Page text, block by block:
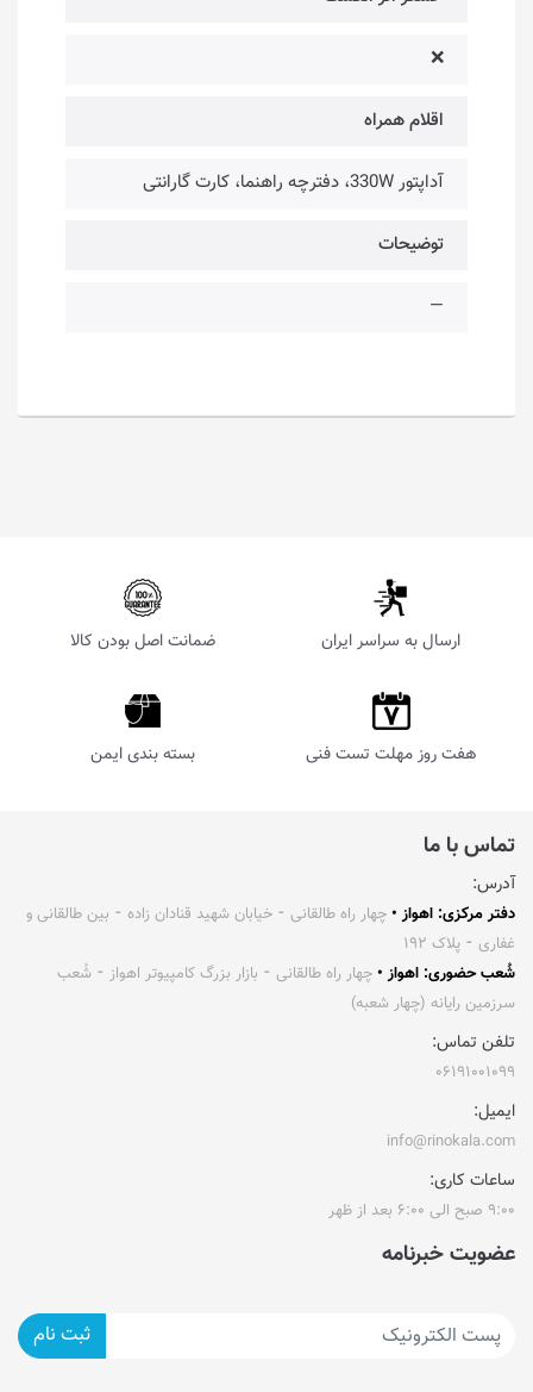
❌
اقلام همراه
آداپتور 330W، دفترچه راهنما، کارت گارانتی
توضیحات
—
ارسال به سراسر ایران ضمانت اصل بودن کالا
هفت روز مهلت تست فنی بسته بندی ایمن
تماس با ما
آدرس:
دفتر مرکزی: اهواز • چهار راه طالقانی ⁃ خیابان شهید قنادان زاده ⁃ بین طالقانی و
غفاری ⁃ پلاک ۱۹۲
شُعب حضوری: اهواز • چهار راه طالقانی ⁃ بازار بزرگ کامپیوتر اهواز ⁃ شُعب
سرزمین رایانه (چهار شعبه)
تلفن تماس:
۰۶۱۹۱۰۰۱۰۹۹
ایمیل:
info@rinokala.com
ساعات کاری:
۹:۰۰ صبح الی ۶:۰۰ بعد از ظهر
عضویت خبرنامه
ثبت نام